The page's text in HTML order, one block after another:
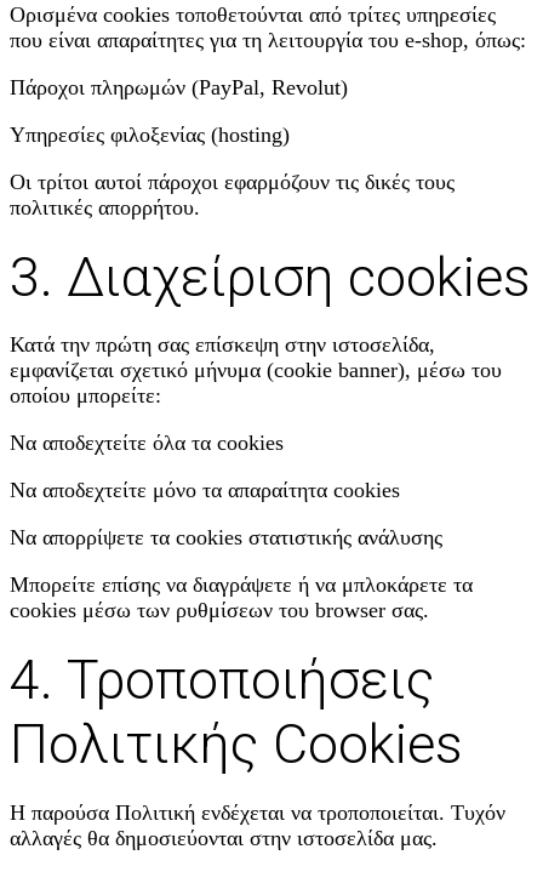
Ορισμένα cookies τοποθετούνται από τρίτες υπηρεσίες
που είναι απαραίτητες για τη λειτουργία του e-shop, όπως:
Πάροχοι πληρωμών (PayPal, Revolut)
Υπηρεσίες φιλοξενίας (hosting)
Οι τρίτοι αυτοί πάροχοι εφαρμόζουν τις δικές τους
πολιτικές απορρήτου.
3. Διαχείριση cookies
Κατά την πρώτη σας επίσκεψη στην ιστοσελίδα,
εμφανίζεται σχετικό μήνυμα (cookie banner), μέσω του
οποίου μπορείτε:
Να αποδεχτείτε όλα τα cookies
Να αποδεχτείτε μόνο τα απαραίτητα cookies
Να απορρίψετε τα cookies στατιστικής ανάλυσης
Μπορείτε επίσης να διαγράψετε ή να μπλοκάρετε τα
cookies μέσω των ρυθμίσεων του browser σας.
4. Τροποποιήσεις
Πολιτικής Cookies
Η παρούσα Πολιτική ενδέχεται να τροποποιείται. Τυχόν
αλλαγές θα δημοσιεύονται στην ιστοσελίδα μας.